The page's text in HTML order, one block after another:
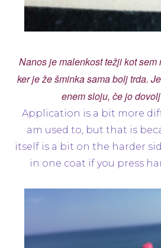
Nanos je malenkost težji kot sem
ker je že šminka sama bolj trda.
enem sloju, če jo
Application is a bit more
am used to, but that is
itself is a bit on the harder
in one coat if you press